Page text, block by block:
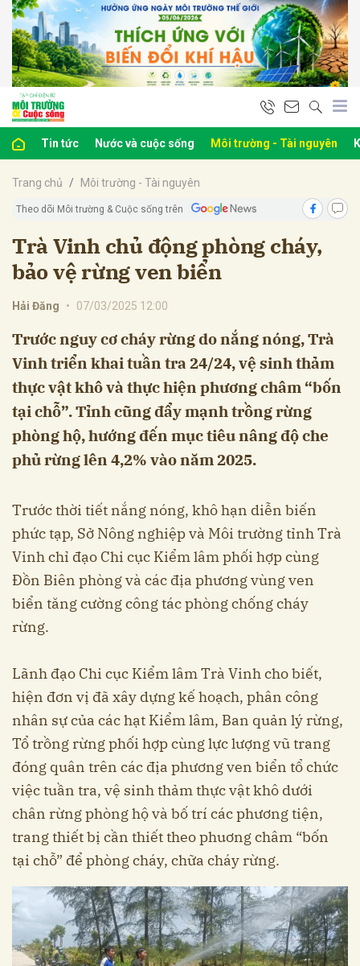
Tin tức Nước và cuộc sống Môi trường - Tài nguyên
Trang chủ Môi trường - Tài nguyên
Theo dõi Môi trường & Cuộc sống trên
Trà Vinh chủ động phòng cháy,
bảo vệ rừng ven biển
Hải Đăng • 07/03/2025 12:00
Trước nguy cơ cháy rừng do nắng nóng, Trà
Vinh triển khai tuần tra 24/24, vệ sinh thảm
thực vật khô và thực hiện phương châm “bốn
tại chỗ”. Tỉnh cũng đẩy mạnh trồng rừng
phòng hộ, hướng đến mục tiêu nâng độ che
phủ rừng lên 4,2% vào năm 2025.
Trước thời tiết nắng nóng, khô hạn diễn biến
phức tạp, Sở Nông nghiệp và Môi trường tỉnh Trà
Vinh chỉ đạo Chi cục Kiểm lâm phối hợp cùng
Đồn Biên phòng và các địa phương vùng ven
biển tăng cường công tác phòng chống cháy
rừng.
Lãnh đạo Chi cục Kiểm lâm Trà Vinh cho biết,
hiện đơn vị đã xây dựng kế hoạch, phân công
nhân sự của các hạt Kiểm lâm, Ban quản lý rừng,
Tổ trồng rừng phối hợp cùng lực lượng vũ trang
đóng quân trên các địa phương ven biển tổ chức
việc tuần tra, vệ sinh thảm thực vật khô dưới
chân rừng phòng hộ và bố trí các phương tiện,
trang thiết bị cần thiết theo phuơng châm “bốn
tại chỗ” để phòng cháy, chữa cháy rừng.
luận